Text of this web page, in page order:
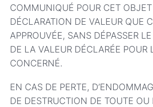
COMMUNIQUÉ POUR CET
DÉCLARATION DE VALEUR QUE
APPROUVÉE, SANS DÉPASSER
DE LA VALEUR DÉCLARÉE POUR
CONCERNÉ.
EN CAS DE PERTE,
DE DESTRUCTION DE TOUTE OU